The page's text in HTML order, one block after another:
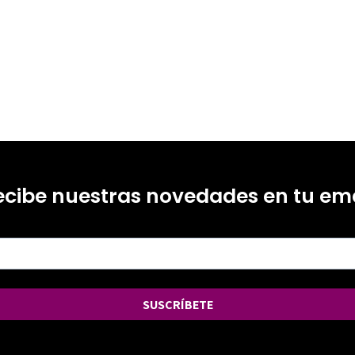
nuestras novedades en tu
SUSCRÍBETE